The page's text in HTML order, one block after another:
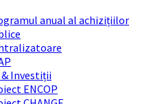
anual al achizițiilor
Investiții
ENCOP